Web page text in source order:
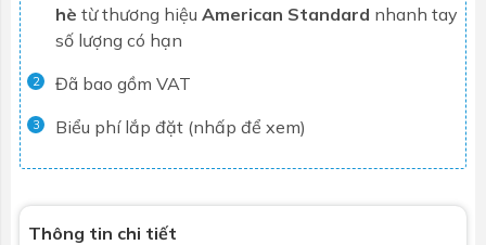
hè từ thương hiệu American Standard nhanh tay
số lượng có hạn
2 Đã bao gồm VAT
3 Biểu phí lắp đặt (nhấp để xem)
Thông tin chi tiết